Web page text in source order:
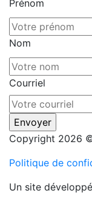
Prénom
Nom
Courriel
Copyright 2026
Politique de
Un site